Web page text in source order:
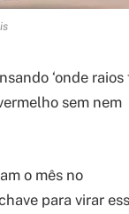
‘onde raios
sem nem
o mês no
para virar